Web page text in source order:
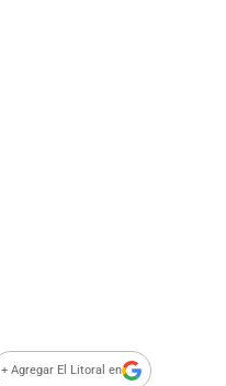
+ Agregar El Litoral en